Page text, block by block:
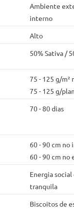
Ambiente
interno
Alto
50% Sativa /
75 - 125 g/m²
75 - 125 g/
70 - 80 dias
60 - 90 cm no
60 - 90 cm no
Energia
tranquila
Biscoitos de